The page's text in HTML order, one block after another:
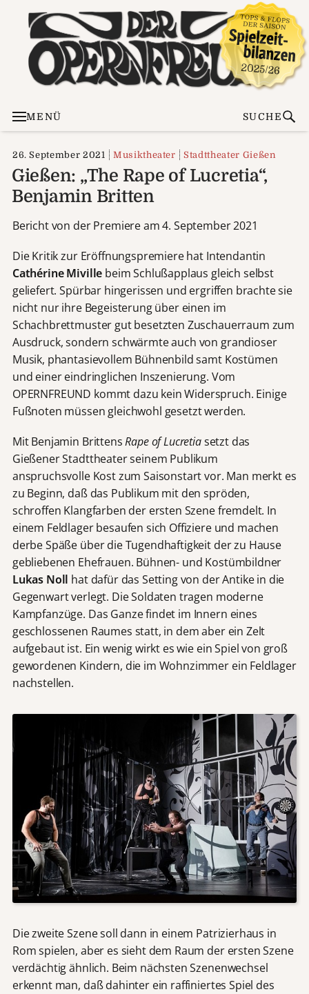
MENÜ SUCHE
26. September 2021 Musiktheater Stadttheater Gießen
Gießen: „The Rape of Lucretia“,
Benjamin Britten
Bericht von der Premiere am 4. September 2021
Die Kritik zur Eröffnungspremiere hat Intendantin
Cathérine Miville beim Schlußapplaus gleich selbst
geliefert. Spürbar hingerissen und ergriffen brachte sie
nicht nur ihre Begeisterung über einen im
Schachbrettmuster gut besetzten Zuschauerraum zum
Ausdruck, sondern schwärmte auch von grandioser
Musik, phantasievollem Bühnenbild samt Kostümen
und einer eindringlichen Inszenierung. Vom
OPERNFREUND kommt dazu kein Widerspruch. Einige
Fußnoten müssen gleichwohl gesetzt werden.
Mit Benjamin BrittensRape of Lucretiasetzt das
Gießener Stadttheater seinem Publikum
anspruchsvolle Kost zum Saisonstart vor. Man merkt es
zu Beginn, daß das Publikum mit den spröden,
schroffen Klangfarben der ersten Szene fremdelt. In
einem Feldlager besaufen sich Offiziere und machen
derbe Späße über die Tugendhaftigkeit der zu Hause
gebliebenen Ehefrauen. Bühnen- und Kostümbildner
Lukas Noll hat dafür das Setting von der Antike in die
Gegenwart verlegt. Die Soldaten tragen moderne
Kampfanzüge. Das Ganze findet im Innern eines
geschlossenen Raumes statt, in dem aber ein Zelt
aufgebaut ist. Ein wenig wirkt es wie ein Spiel von groß
gewordenen Kindern, die im Wohnzimmer ein Feldlager
nachstellen.
Die zweite Szene soll dann in einem Patrizierhaus in
Rom spielen, aber es sieht dem Raum der ersten Szene
verdächtig ähnlich. Beim nächsten Szenenwechsel
erkennt man, daß dahinter ein raffiniertes Spiel des